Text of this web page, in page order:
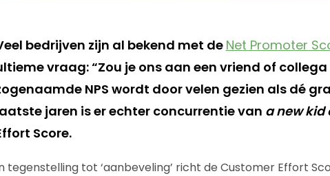
bedrijven zijn al bekend met de Net Promoter
vraag: “Zou je ons aan een vriend of collega
NPS wordt door velen gezien als dé
jaren is er echter concurrentie van a new kid
Score.
tegenstelling tot ‘aanbeveling’ richt de Customer Effort